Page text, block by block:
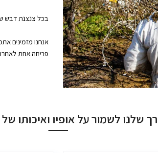
בכל צנצנת דבש
אנחנו מזמינים
פריחה אחת
שלנו לשמור על אופיו ואיכותו